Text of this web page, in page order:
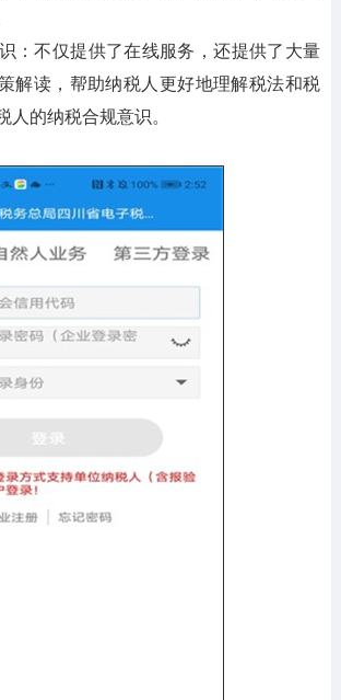
：不仅提供了在线服务，还提供了大量
解读，帮助纳税人更好地理解税法和税
的纳税合规意识。